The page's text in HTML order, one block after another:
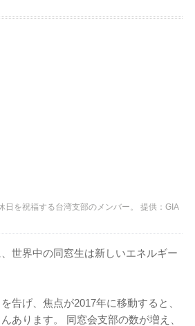
日を祝福する台湾支部のメンバー。 提供：GIA
世界中の同窓生は新しいエネルギー
告げ、焦点が2017年に移動すると、
あります。 同窓会支部の数が増え、